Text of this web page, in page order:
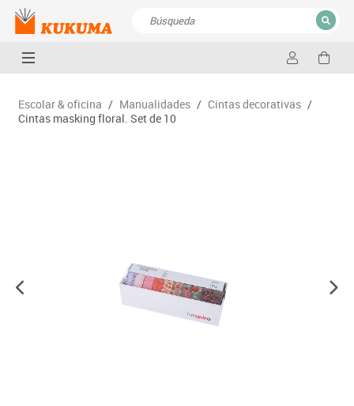
CERRAR
Escolar & oficina / Manualidades / Cintas decorativas /
Cintas masking floral. Set de 10